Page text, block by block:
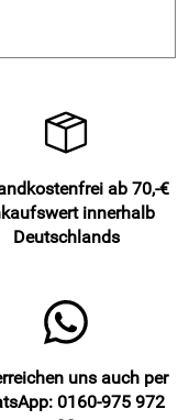
ab 70,-€
innerhalb
Deutschlands
uns auch per
0160-975 972